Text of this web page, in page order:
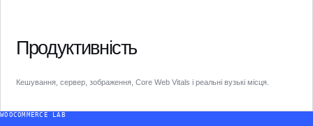
Продуктивність
Кешування, сервер, зображення, Core Web Vitals і реальні вузькі місця.
WOOCOMMERCE LAB